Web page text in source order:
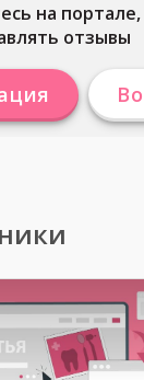
на
отзывы